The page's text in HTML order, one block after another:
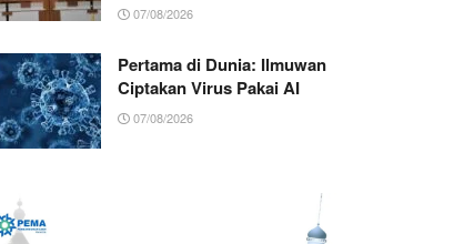
07/08/2026
Pertama di Dunia: Ilmuwan
Ciptakan Virus Pakai AI
07/08/2026